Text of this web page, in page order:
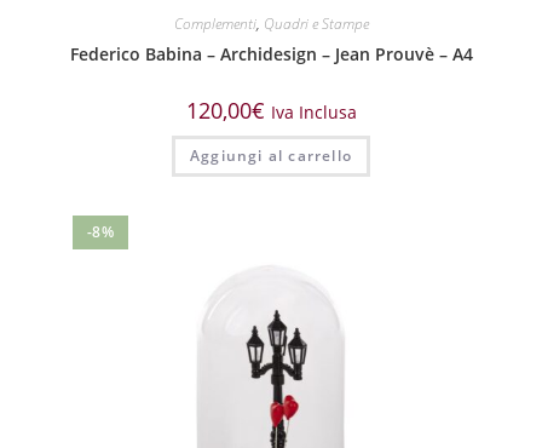
Complementi, Quadri e Stampe
Federico Babina – Archidesign – Jean Prouvè – A4
120,00€ Iva Inclusa
Aggiungi al carrello
-8%